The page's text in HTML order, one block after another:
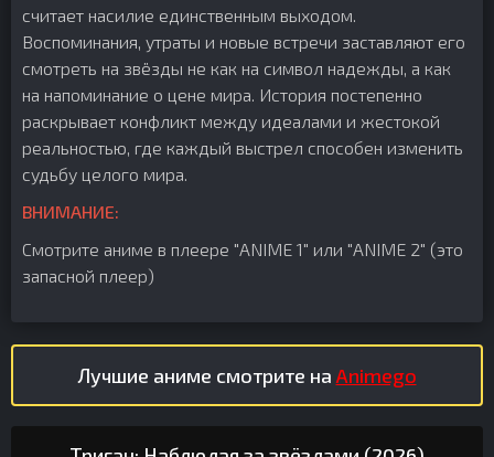
считает насилие единственным выходом.
Воспоминания, утраты и новые встречи заставляют его
смотреть на звёзды не как на символ надежды, а как
на напоминание о цене мира. История постепенно
раскрывает конфликт между идеалами и жестокой
реальностью, где каждый выстрел способен изменить
судьбу целого мира.
ВНИМАНИЕ:
Смотрите аниме в плеере "ANIME 1" или "ANIME 2" (это
запасной плеер)
Лучшие аниме смотрите на Animego